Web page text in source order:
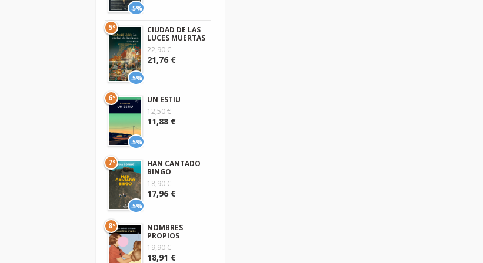
-5%
-5%
5º
CIUDAD DE LAS
LUCES MUERTAS
22,90 €
21,76 €
-5%
6º
UN ESTIU
12,50 €
11,88 €
-5%
7º
HAN CANTADO
BINGO
18,90 €
17,96 €
8º
NOMBRES
PROPIOS
19,90 €
18,91 €